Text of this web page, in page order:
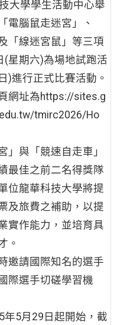
大學學生活動中心舉
電腦鼠走迷宮」、
「線迷宮鼠」等三項
(星期六)為場地試跑活
)進行正式比賽活動。
網址為https://sites.g
tmirc2026/Ho
」與「競速自走車」
最佳之前二名得獎隊
位龍華科技大學將提
及旅費之補助，以提
實作能力，並培育具
。
邀請國際知名的選手
際選手切磋學習機
年5月29日起開始，截